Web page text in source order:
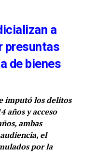
a
presuntas
de bienes
imputó los delitos
años y acceso
ambas
el
por la